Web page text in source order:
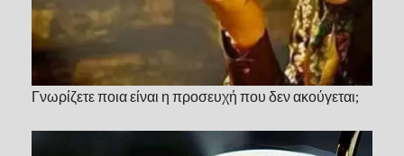
Γνωρίζετε ποια είναι η προσευχή που δεν ακούγεται;